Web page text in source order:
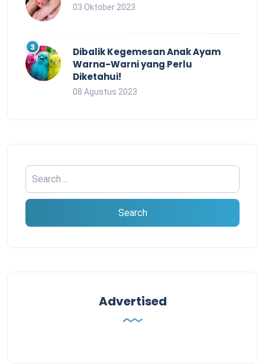
03 Oktober 2023
Dibalik Kegemesan Anak Ayam
Warna-Warni yang Perlu
Diketahui!
08 Agustus 2023
Advertised